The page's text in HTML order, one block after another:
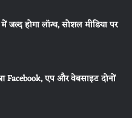
जल्द होगा लॉन्च, सोशल मीडिया पर
एप और वेबसाइट दोनों